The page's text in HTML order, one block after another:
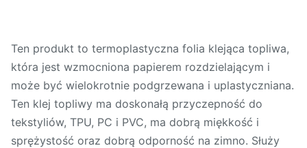
Ten produkt to termoplastyczna folia klejąca topliwa,
która jest wzmocniona papierem rozdzielającym i
może być wielokrotnie podgrzewana i uplastyczniana.
Ten klej topliwy ma doskonałą przyczepność do
tekstyliów, TPU, PC i PVC, ma dobrą miękkość i
sprężystość oraz dobrą odporność na zimno. Służy